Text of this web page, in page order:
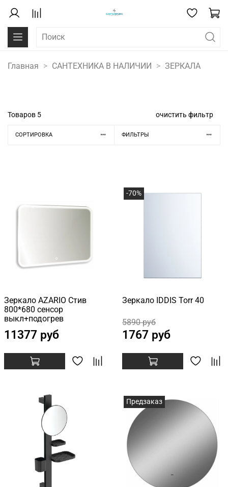
Главная САНТЕХНИКА В НАЛИЧИИ ЗЕРКАЛА
Товаров 5 очистить фильтр
СОРТИРОВКА ФИЛЬТРЫ
Зеркало AZARIO Стив
800*680 сенсор
выкл+подогрев
11377 руб
-70%
Зеркало IDDIS Torr 40
5890 руб
1767 руб
Предзаказ